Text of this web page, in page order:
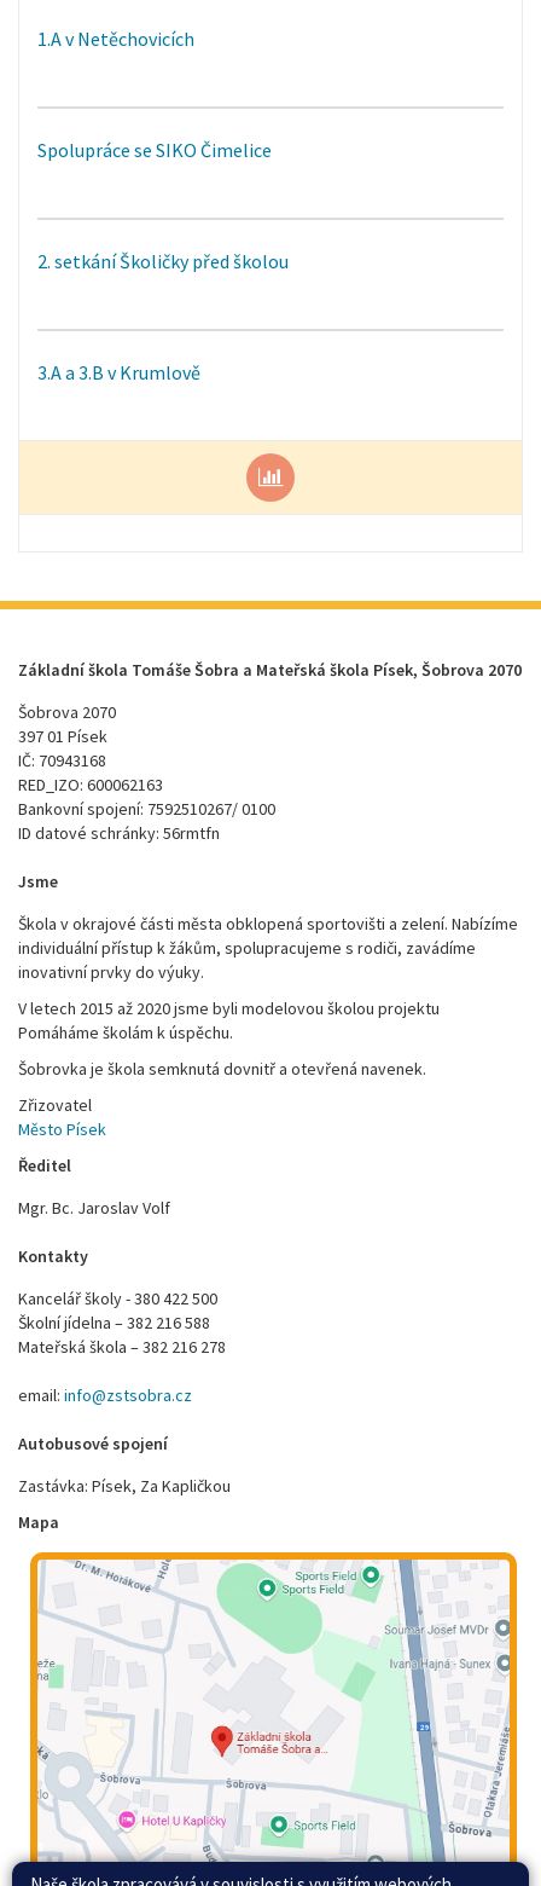
1.A v Netěchovicích
Spolupráce se SIKO Čimelice
2. setkání Školičky před školou
3.A a 3.B v Krumlově
Základní škola Tomáše Šobra a Mateřská škola Písek, Šobrova 2070
Šobrova 2070
397 01 Písek
IČ: 70943168
RED_IZO: 600062163
Bankovní spojení: 7592510267/ 0100
ID datové schránky: 56rmtfn
Jsme
Škola v okrajové části města obklopená sportovišti a zelení. Nabízíme
individuální přístup k žákům, spolupracujeme s rodiči, zavádíme
inovativní prvky do výuky.
V letech 2015 až 2020 jsme byli modelovou školou projektu
Pomáháme školám k úspěchu.
Šobrovka je škola semknutá dovnitř a otevřená navenek.
Zřizovatel
Město Písek
Ředitel
Mgr. Bc. Jaroslav Volf
Kontakty
Kancelář školy - 380 422 500
Školní jídelna – 382 216 588
Mateřská škola – 382 216 278
email: info@zstsobra.cz
Autobusové spojení
Zastávka: Písek, Za Kapličkou
Mapa